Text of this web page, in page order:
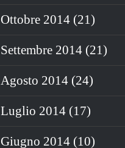
Ottobre 2014 (21)
Settembre 2014 (21)
Agosto 2014 (24)
Luglio 2014 (17)
Giugno 2014 (10)